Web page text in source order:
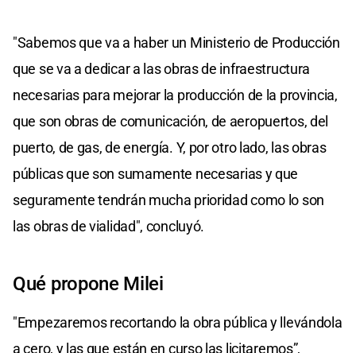
"Sabemos que va a haber un Ministerio de Producción
que se va a dedicar a las obras de infraestructura
necesarias para mejorar la producción de la provincia,
que son obras de comunicación, de aeropuertos, del
puerto, de gas, de energía. Y, por otro lado, las obras
públicas que son sumamente necesarias y que
seguramente tendrán mucha prioridad como lo son
las obras de vialidad", concluyó.
Qué propone Milei
"Empezaremos recortando la obra pública y llevándola
a cero, y las que están en curso las licitaremos”,